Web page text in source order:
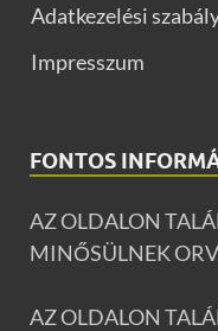
Adatkezelési
Impresszum
FONTOS
AZ OLDALON
MINŐSÜLNEK
AZ OLDALON